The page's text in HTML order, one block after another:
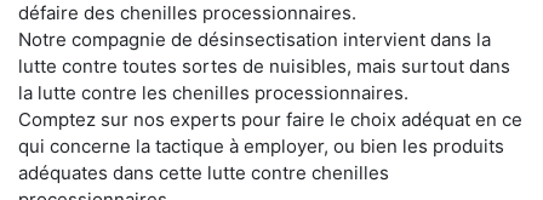
défaire des chenilles processionnaires.
Notre compagnie de désinsectisation intervient dans la
lutte contre toutes sortes de nuisibles, mais surtout dans
la lutte contre les chenilles processionnaires.
Comptez sur nos experts pour faire le choix adéquat en ce
qui concerne la tactique à employer, ou bien les produits
adéquates dans cette lutte contre chenilles